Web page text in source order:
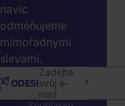
navíc
odměňujeme
mimořádnými
slevami.
Zadejte
svůj e-
mail
ODESLAT